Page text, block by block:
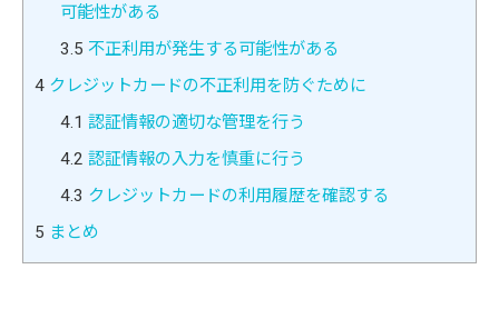
可能性がある
3.5 不正利用が発生する可能性がある
4 クレジットカードの不正利用を防ぐために
4.1 認証情報の適切な管理を行う
4.2 認証情報の入力を慎重に行う
4.3 クレジットカードの利用履歴を確認する
5 まとめ